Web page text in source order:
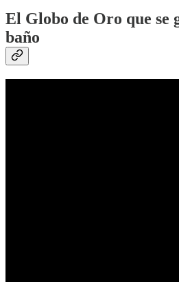
El Globo de Oro que se
baño